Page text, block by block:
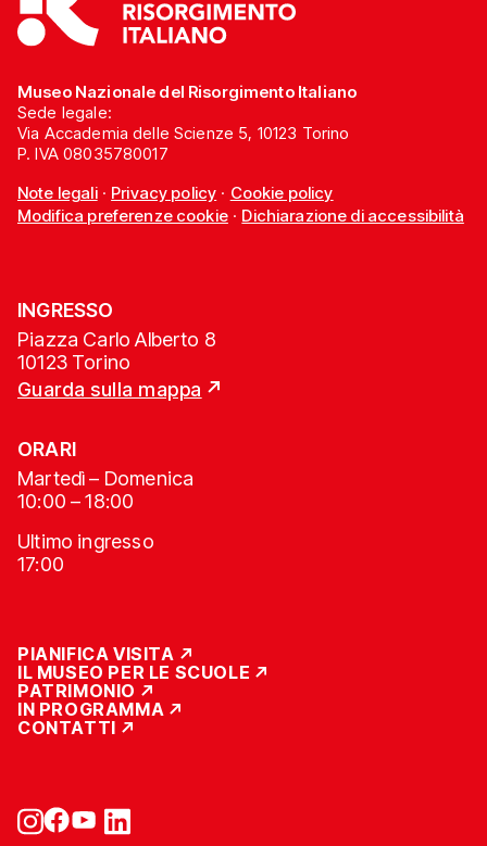
Museo Nazionale del Risorgimento Italiano
Sede legale:
Via Accademia delle Scienze 5, 10123 Torino
P. IVA 08035780017
Note legali· Privacy policy · Cookie policy
Modifica preferenze cookie· Dichiarazione di accessibilità
INGRESSO
Piazza Carlo Alberto 8
10123 Torino
Guarda sulla mappa
ORARI
Martedì – Domenica
10:00 – 18:00
Ultimo ingresso
17:00
PIANIFICA VISITA
IL MUSEO PER LE SCUOLE
PATRIMONIO
IN PROGRAMMA
CONTATTI